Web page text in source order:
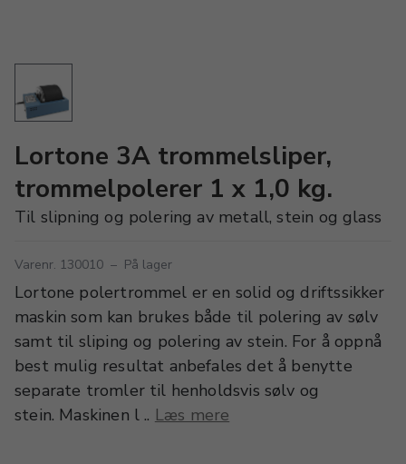
Lortone 3A trommelsliper,
trommelpolerer 1 x 1,0 kg.
Til slipning og polering av metall, stein og glass
Varenr. 130010 – På lager
Lortone polertrommel er en solid og driftssikker
maskin som kan brukes både til polering av sølv
samt til sliping og polering av stein. For å oppnå
best mulig resultat anbefales det å benytte
separate tromler til henholdsvis sølv og
stein. Maskinen l .. Læs mere